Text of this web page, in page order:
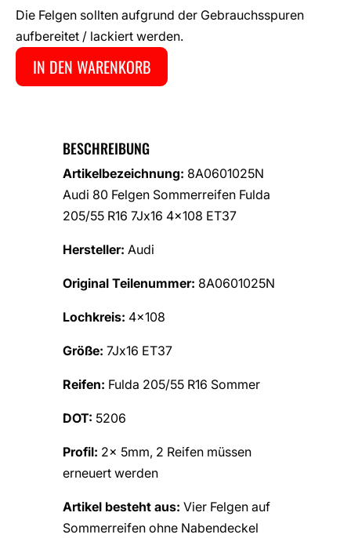
Die Felgen sollten aufgrund der Gebrauchsspuren
aufbereitet / lackiert werden.
IN DEN WARENKORB
BESCHREIBUNG
Artikelbezeichnung: 8A0601025N
Audi 80 Felgen Sommerreifen Fulda
205/55 R16 7Jx16 4×108 ET37
Hersteller: Audi
Original Teilenummer: 8A0601025N
Lochkreis: 4×108
Größe: 7Jx16 ET37
Reifen: Fulda 205/55 R16 Sommer
DOT: 5206
Profil: 2x 5mm, 2 Reifen müssen
erneuert werden
Artikel besteht aus: Vier Felgen auf
Sommerreifen ohne Nabendeckel